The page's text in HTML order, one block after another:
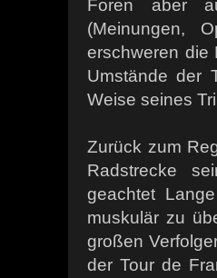
Foren aber
(Meinungen,
erschweren die
Umstände der
Weise seines
Zurück zum
Radstrecke
geachtet
muskulär zu
großen
der Tour de